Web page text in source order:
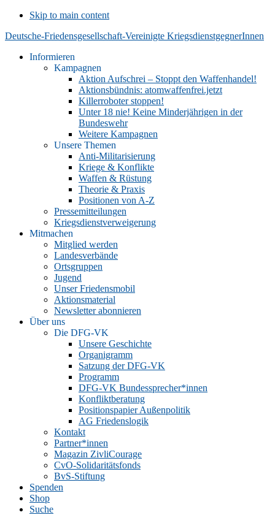
Skip to main content
Deutsche-Friedensgesellschaft-Vereinigte KriegsdienstgegnerInnen
Informieren
Kampagnen
Aktion Aufschrei – Stoppt den Waffenhandel!
Aktionsbündnis: atomwaffenfrei.jetzt
Killerroboter stoppen!
Unter 18 nie! Keine Minderjährigen in der
Bundeswehr
Weitere Kampagnen
Unsere Themen
Anti-Militarisierung
Kriege & Konflikte
Waffen & Rüstung
Theorie & Praxis
Positionen von A-Z
Pressemitteilungen
Kriegsdienstverweigerung
Mitmachen
Mitglied werden
Landesverbände
Ortsgruppen
Jugend
Unser Friedensmobil
Aktionsmaterial
Newsletter abonnieren
Über uns
Die DFG-VK
Unsere Geschichte
Organigramm
Satzung der DFG-VK
Programm
DFG-VK Bundessprecher*innen
Konfliktberatung
Positionspapier Außenpolitik
AG Friedenslogik
Kontakt
Partner*innen
Magazin ZivliCourage
CvO-Solidaritätsfonds
BvS-Stiftung
Spenden
Shop
Suche